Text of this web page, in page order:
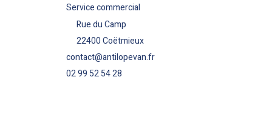
Service commercial
Rue du Camp
22400 Coëtmieux
contact@antilopevan.fr
02 99 52 54 28